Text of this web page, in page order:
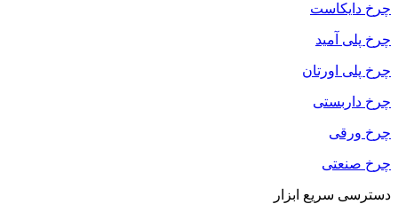
چرخ دایکاست
چرخ پلی آمید
چرخ پلی اورتان
چرخ داربستی
چرخ ورقی
چرخ صنعتی
دسترسی سریع ابزار